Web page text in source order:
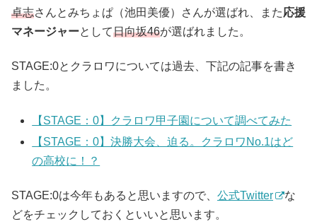
卓志さんとみちょぱ（池田美優）さんが選ばれ、また応援
マネージャーとして日向坂46が選ばれました。
STAGE:0とクラロワについては過去、下記の記事を書き
ました。
【STAGE：0】クラロワ甲子園について調べてみた
【STAGE：0】決勝大会、迫る。クラロワNo.1はど
の高校に！？
STAGE:0は今年もあると思いますので、 公式Twitter
な
どをチェックしておくといいと思います。